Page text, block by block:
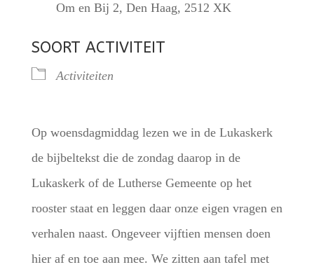
Om en Bij 2, Den Haag, 2512 XK
SOORT ACTIVITEIT
Activiteiten
Op woensdagmiddag lezen we in de Lukaskerk
de bijbeltekst die de zondag daarop in de
Lukaskerk of de Lutherse Gemeente op het
rooster staat en leggen daar onze eigen vragen en
verhalen naast. Ongeveer vijftien mensen doen
hier af en toe aan mee. We zitten aan tafel met